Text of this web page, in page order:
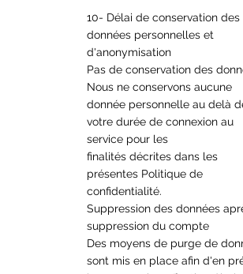
10- Délai de conservation des
données personnelles et
d'anonymisation
Pas de conservation des
Nous ne conservons aucune
donnée personnelle au delà
votre durée de connexion au
service pour les
finalités décrites dans les
présentes Politique de
confidentialité.
Suppression des données
suppression du compte
Des moyens de purge de
sont mis en place afin d'en